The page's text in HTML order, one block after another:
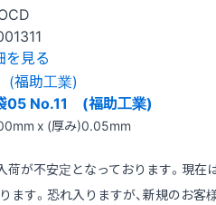
を見る
袋05 No.11 (福助工業)
x (厚み)0.05mm
が不安定となっております。現在
す。恐れ入りますが、新規のお客